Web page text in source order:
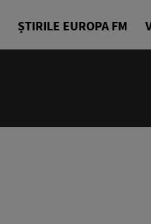
ȘTIRILE EUROPA FM